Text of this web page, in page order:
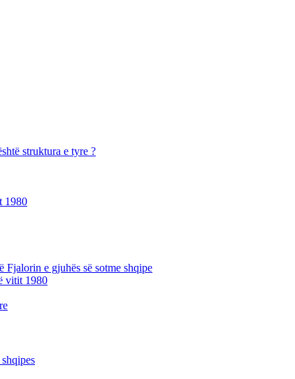
struktura e tyre ?
1980
Fjalorin e gjuhës së sotme shqipe
vitit 1980